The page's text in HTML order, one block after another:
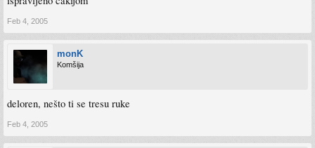
Feb 4, 2005
monK
Komšija
deloren, nešto ti se tresu ruke
Feb 4, 2005